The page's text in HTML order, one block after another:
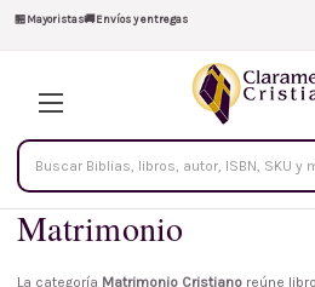
🏪Mayoristas🚚Envíos y entregas
Buscar
productos
Matrimonio
La categoría Matrimonio Cristiano reúne